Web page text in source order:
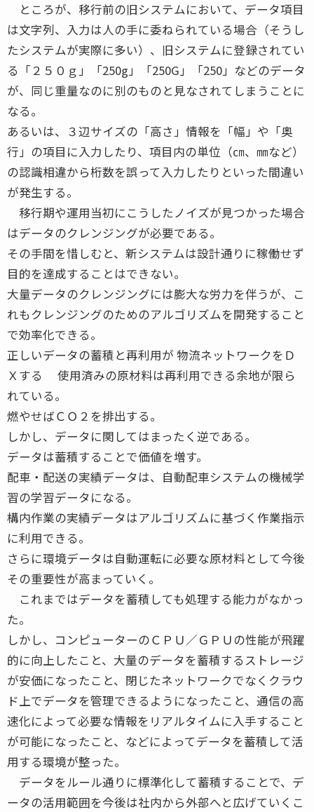
ところが、移行前の旧システムにおいて、データ項目
は文字列、入力は人の手に委ねられている場合（そうし
たシステムが実際に多い）、旧システムに登録されてい
る「２５０ｇ」「250g」「250G」「250」などのデータ
が、同じ重量なのに別のものと見なされてしまうことに
なる。
あるいは、３辺サイズの「高さ」情報を「幅」や「奥
行」の項目に入力したり、項目内の単位（㎝、㎜など）
の認識相違から桁数を誤って入力したりといった間違い
が発生する。
移行期や運用当初にこうしたノイズが見つかった場合
はデータのクレンジングが必要である。
その手間を惜しむと、新システムは設計通りに稼働せず
目的を達成することはできない。
大量データのクレンジングには膨大な労力を伴うが、こ
れもクレンジングのためのアルゴリズムを開発すること
で効率化できる。
正しいデータの蓄積と再利用が 物流ネットワークをＤ
Ｘする 使用済みの原材料は再利用できる余地が限ら
れている。
燃やせばＣＯ２を排出する。
しかし、データに関してはまったく逆である。
データは蓄積することで価値を増す。
配車・配送の実績データは、自動配車システムの機械学
習の学習データになる。
構内作業の実績データはアルゴリズムに基づく作業指示
に利用できる。
さらに環境データは自動運転に必要な原材料として今後
その重要性が高まっていく。
これまではデータを蓄積しても処理する能力がなかっ
た。
しかし、コンピューターのＣＰＵ／ＧＰＵの性能が飛躍
的に向上したこと、大量のデータを蓄積するストレージ
が安価になったこと、閉じたネットワークでなくクラウ
ド上でデータを管理できるようになったこと、通信の高
速化によって必要な情報をリアルタイムに入手すること
が可能になったこと、などによってデータを蓄積して活
用する環境が整った。
データをルール通りに標準化して蓄積することで、デ
ータの活用範囲を今後は社内から外部へと広げていくこ